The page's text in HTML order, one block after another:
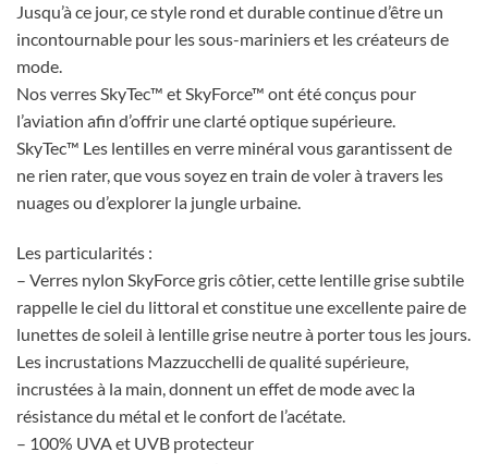
Jusqu’à ce jour, ce style rond et durable continue d’être un
incontournable pour les sous-mariniers et les créateurs de
mode.
Nos verres SkyTec™ et SkyForce™ ont été conçus pour
l’aviation afin d’offrir une clarté optique supérieure.
SkyTec™ Les lentilles en verre minéral vous garantissent de
ne rien rater, que vous soyez en train de voler à travers les
nuages ou d’explorer la jungle urbaine.
Les particularités :
– Verres nylon SkyForce gris côtier, cette lentille grise subtile
rappelle le ciel du littoral et constitue une excellente paire de
lunettes de soleil à lentille grise neutre à porter tous les jours.
Les incrustations Mazzucchelli de qualité supérieure,
incrustées à la main, donnent un effet de mode avec la
résistance du métal et le confort de l’acétate.
– 100% UVA et UVB protecteur